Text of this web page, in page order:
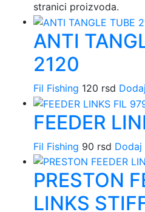
stranici proizvoda.
ANTI
2120
Fil Fishing 120 rsd
FEEDER
Fil Fishing 90 rsd Dodaj
PRESTON
LINKS